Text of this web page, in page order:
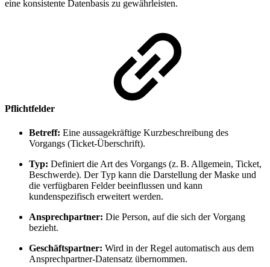
eine konsistente Datenbasis zu gewährleisten.
Pflichtfelder
Betreff: Eine aussagekräftige Kurzbeschreibung des
Vorgangs (Ticket-Überschrift).
Typ: Definiert die Art des Vorgangs (z. B. Allgemein, Ticket,
Beschwerde). Der Typ kann die Darstellung der Maske und
die verfügbaren Felder beeinflussen und kann
kundenspezifisch erweitert werden.
Ansprechpartner: Die Person, auf die sich der Vorgang
bezieht.
Geschäftspartner: Wird in der Regel automatisch aus dem
Ansprechpartner-Datensatz übernommen.